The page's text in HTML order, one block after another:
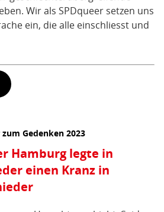
Wir als SPDqueer setzen uns
ein, die alle einschliesst und
Gedenken 2023
Hamburg legte in
einen Kranz in